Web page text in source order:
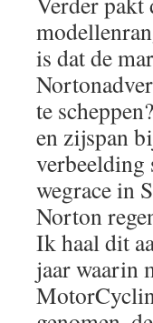
is dat de
te
en zijspan
verbeelding
wegrace in
Norton
Ik haal dit
jaar waarin